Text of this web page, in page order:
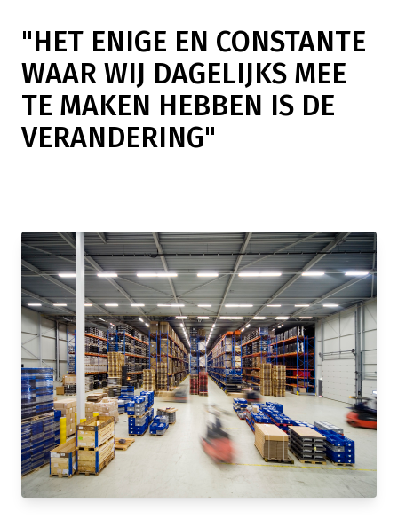
"HET ENIGE EN CONSTANTE
WAAR WIJ DAGELIJKS MEE
TE MAKEN HEBBEN IS DE
VERANDERING"